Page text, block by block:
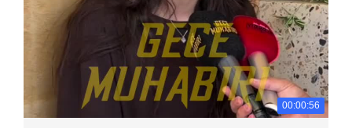
00:00:56